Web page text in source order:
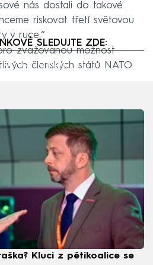
nás dostali do takové
riskovat třetí světovou
v ruce.“
SLEDUJTE ZDE:
to fetch
zvažovanou možnost
členských států NATO
Kluci z pětikoalice se